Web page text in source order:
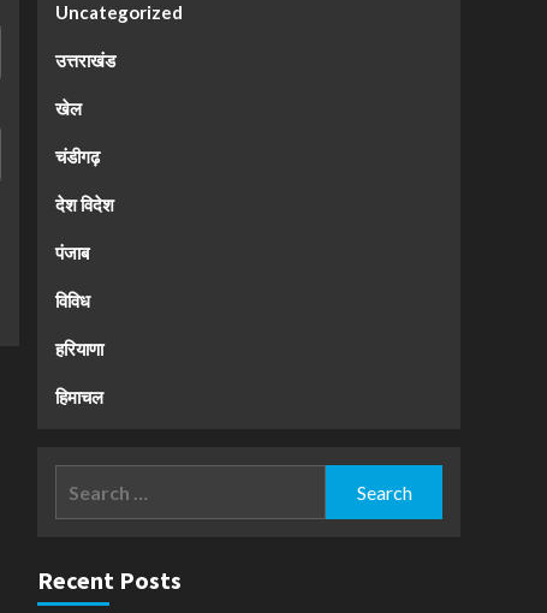
Uncategorized
उत्तराखंड
खेल
चंडीगढ़
देश विदेश
पंजाब
विविध
हरियाणा
हिमाचल
Recent Posts